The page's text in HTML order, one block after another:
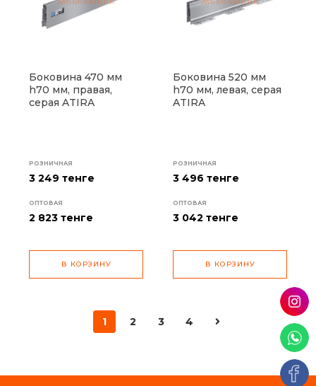
Боковина 470 мм
h70 мм, правая,
серая ATIRA
РОЗНИЧНАЯ
3 249 тенге
ОПТОВАЯ
2 823 тенге
В КОРЗИНУ
Боковина 520 мм
h70 мм, левая, серая
ATIRA
РОЗНИЧНАЯ
3 496 тенге
ОПТОВАЯ
3 042 тенге
В КОРЗИНУ
1 2 3 4